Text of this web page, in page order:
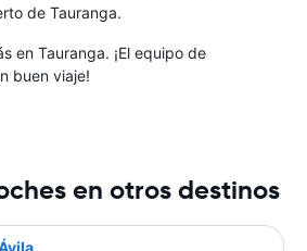
de Tauranga.
en Tauranga. ¡El equipo de
buen viaje!
en otros destinos